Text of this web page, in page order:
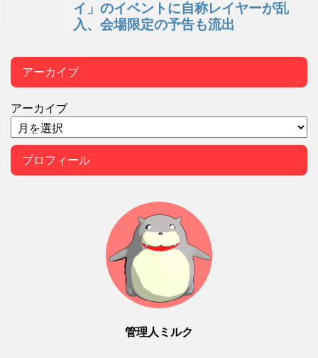
アーカイブ
アーカイブ
プロフィール
管理人ミルク